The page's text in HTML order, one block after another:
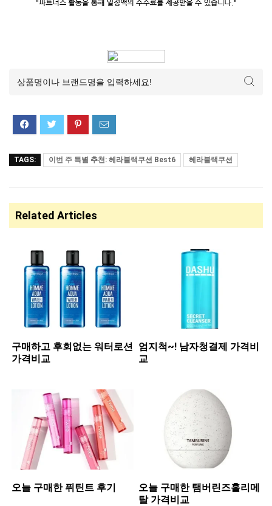
TAGS: 이번 주 특별 추천: 헤라블랙쿠션 Best6 헤라블랙쿠션
Related Articles
구매하고 후회없는 워터로션
가격비교
엄지척~! 남자청결제 가격비
교
오늘 구매한 퓌틴트 후기
오늘 구매한 탬버린즈홀리메
탈 가격비교